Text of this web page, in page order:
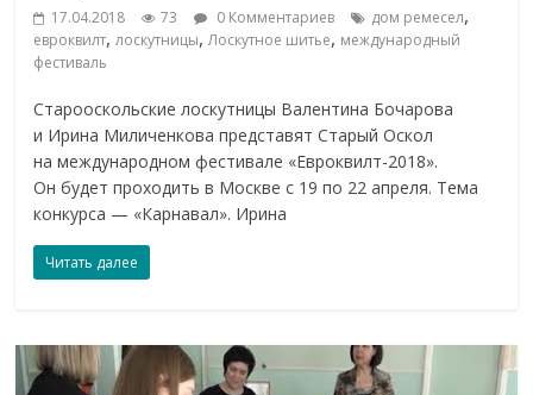
17.04.2018 73 0 Комментариев дом ремесел,
евроквилт,лоскутницы,Лоскутное шитье, международный
фестиваль
Старооскольские лоскутницы Валентина Бочарова
и Ирина Миличенкова представят Старый Оскол
на международном фестивале «Евроквилт-2018».
Он будет проходить в Москве с 19 по 22 апреля. Тема
конкурса — «Карнавал». Ирина
Читать далее